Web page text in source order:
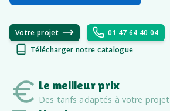
Votre projet 01 47 64 40 04
Télécharger notre catalogue
Le meilleur prix
Des tarifs adaptés à votre projet